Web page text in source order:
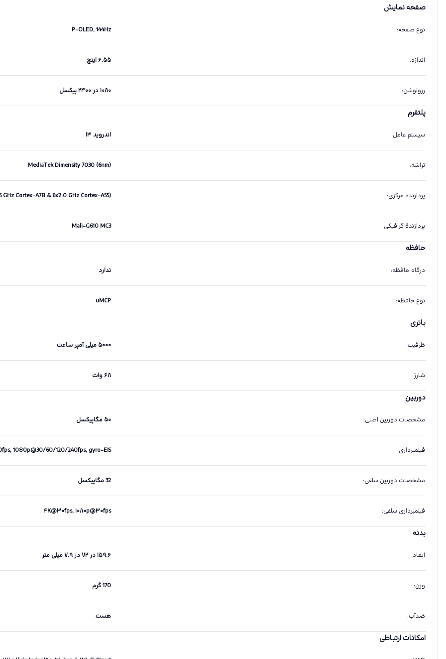
صفحه نمایش
نوع صفحه:
P-OLED, 144Hz
اندازه: ۶.۵۵ اینچ
رزولوشن: ۱۰۸۰ در ۲۴۰۰ پیکسل
پلتفرم
سیستم عامل: اندروید ۱۳
تراشه:
MediaTek Dimensity 7030 (6nm)
پردازنده مرکزی:
GHz Cortex-A78 & 6x2.0 GHz Cortex-A55)
پردازندهٔ گرافیکی:
Mali-G610 MC3
حافظه
درگاه حافظه: ندارد
نوع حافظه:
uMCP
باتری
ظرفیت: ۵۰۰۰ میلی آمپر ساعت
شارژ: ۶۸ وات
دوربین
مشخصات دوربین اصلی: ۵۰ مگاپیکسل
فیلمبرداری:
1080p@30/60/120/240fps, gyro-EIS
مشخصات دوربین سلفی: 32 مگاپیکسل
فیلمبرداری سلفی: ۴K@۳۰fps, ۱۰۸۰p@۳۰fps
بدنه
ابعاد: ۱۵۹.۶ در ۷۲ در ۷.۹ میلی متر
وزن: 170 گرم
ضدآب: هست
امکانات ارتباطی